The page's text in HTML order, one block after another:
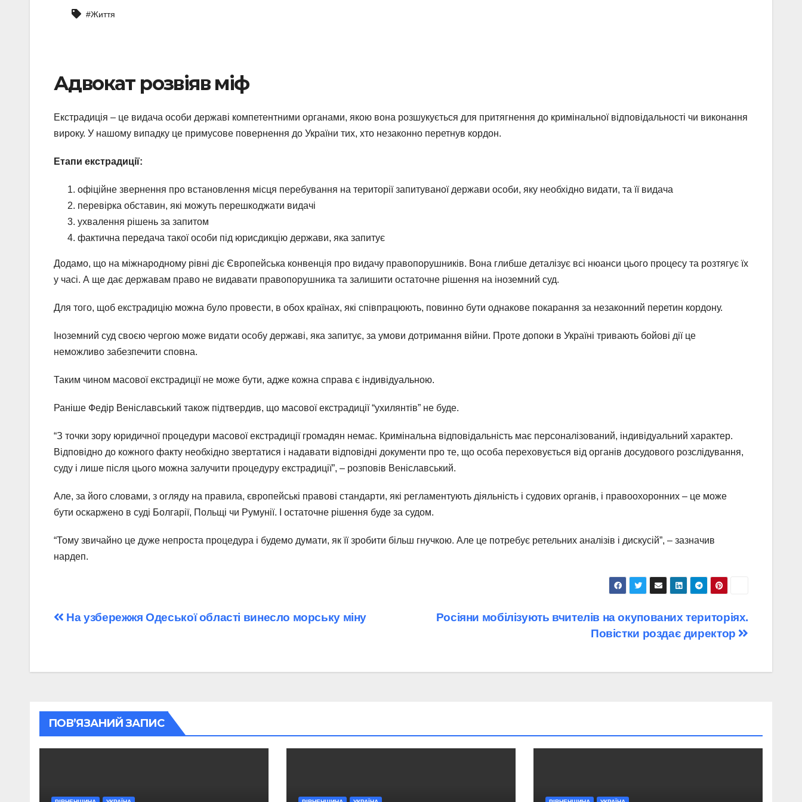
#Життя
Адвокат розвіяв міф
Екстрадиція – це видача особи державі компетентними органами, якою вона розшукується для притягнення до кримінальної відповідальності чи виконання
вироку. У нашому випадку це примусове повернення до України тих, хто незаконно перетнув кордон.
Етапи екстрадиції:
офіційне звернення про встановлення місця перебування на території запитуваної держави особи, яку необхідно видати, та її видача
перевірка обставин, які можуть перешкоджати видачі
ухвалення рішень за запитом
фактична передача такої особи під юрисдикцію держави, яка запитує
Додамо, що на міжнародному рівні діє Європейська конвенція про видачу правопорушників. Вона глибше деталізує всі нюанси цього процесу та розтягує їх
у часі. А ще дає державам право не видавати правопорушника та залишити остаточне рішення на іноземний суд.
Для того, щоб екстрадицію можна було провести, в обох країнах, які співпрацюють, повинно бути однакове покарання за незаконний перетин кордону.
Іноземний суд своєю чергою може видати особу державі, яка запитує, за умови дотримання війни. Проте допоки в Україні тривають бойові дії це
неможливо забезпечити сповна.
Таким чином масової екстрадиції не може бути, адже кожна справа є індивідуальною.
Раніше Федір Веніславський також підтвердив, що масової екстрадиції “ухилянтів” не буде.
“З точки зору юридичної процедури масової екстрадиції громадян немає. Кримінальна відповідальність має персоналізований, індивідуальний характер.
Відповідно до кожного факту необхідно звертатися і надавати відповідні документи про те, що особа переховується від органів досудового розслідування,
суду і лише після цього можна залучити процедуру екстрадиції”, – розповів Веніславський.
Але, за його словами, з огляду на правила, європейські правові стандарти, які регламентують діяльність і судових органів, і правоохоронних – це може
бути оскаржено в суді Болгарії, Польщі чи Румунії. І остаточне рішення буде за судом.
“Тому звичайно це дуже непроста процедура і будемо думати, як її зробити більш гнучкою. Але це потребує ретельних аналізів і дискусій”, – зазначив
нардеп.
Навігація
Росіяни мобілізують вчителів на окупованих територіях.
Повістки роздає директор
На узбережжя Одеської області винесло морську міну
ПОВ’ЯЗАНИЙ ЗАПИС